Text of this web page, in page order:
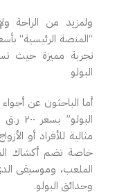
ولمزيد من الراحة
“المنصة الرئيسية“بأسعار
تجربة مميزة حيث
البولو
أما الباحثون عن أجواء
البولو” بسعر ٢٠٠ ر.ق للبالغين و١٠٠ ر.ق للأطفال
مثالية للأفراد أو
خاصة تضم أكشاك
الملعب، وموسيقى
وحدائق البولو.